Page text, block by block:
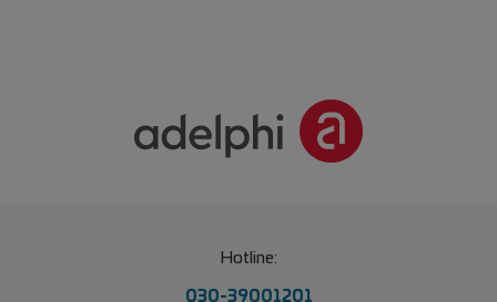
Hotline:
030-39001201